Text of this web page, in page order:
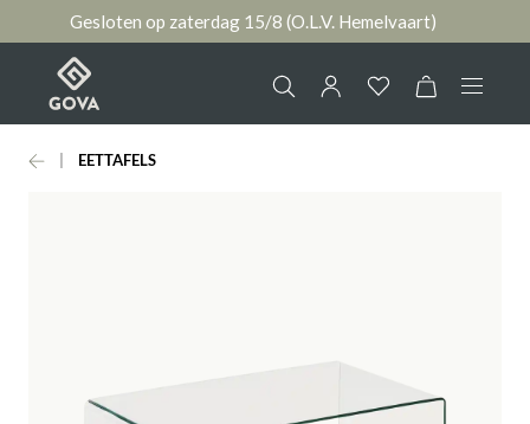
Gesloten op zaterdag 15/8 (O.L.V. Hemelvaart)
Collectie
EETTAFELS